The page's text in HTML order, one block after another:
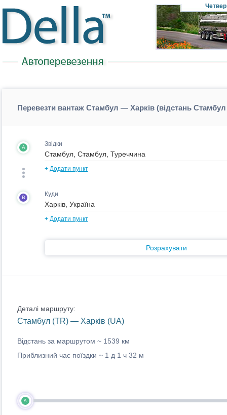
Четвер
Перевезти вантаж Стамбул — Харків (відстань
A Звідки
+ Додати пункт
B Куди
+ Додати пункт
Розрахувати
Деталі маршруту:
Стамбул (TR) — Харків (UA)
Відстань за маршрутом ~ 1539 км
Приблизний час поїздки ~ 1 д 1 ч 32 м
A